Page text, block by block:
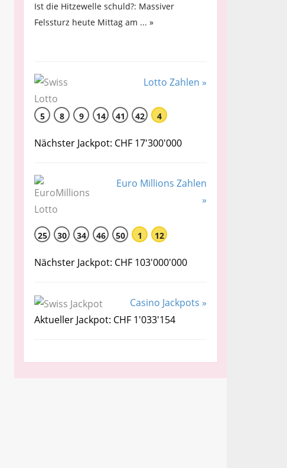
Ist die Hitzewelle schuld?: Massiver
Felssturz heute Mittag am ... »
Lotto Zahlen »
5 8 9 14 41 42 4
Nächster Jackpot: CHF 17'300'000
Euro Millions Zahlen
»
25 30 34 46 50 1 12
Nächster Jackpot: CHF 103'000'000
Casino Jackpots »
Aktueller Jackpot: CHF 1'033'154